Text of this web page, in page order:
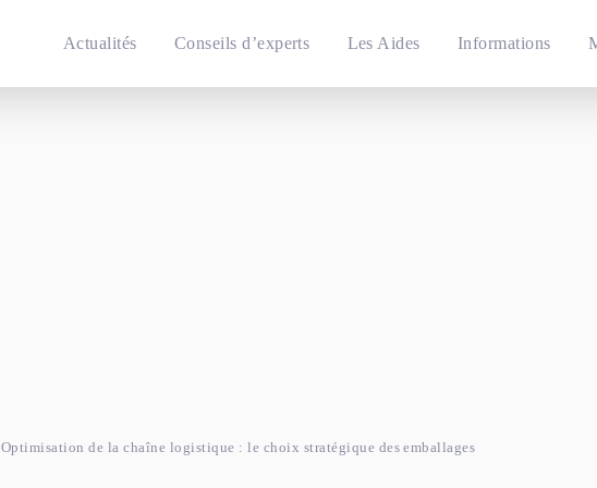
Actualités Conseils d’experts Les Aides Informations
Optimisation de la chaîne logistique : le choix stratégique des emballages